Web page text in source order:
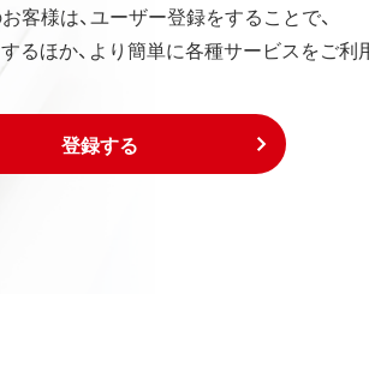
客様は、ユーザー登録をすることで、
ほか、より簡単に各種サービスをご利
登録する